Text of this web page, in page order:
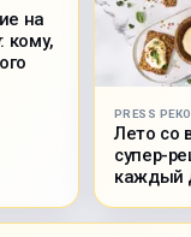
на
кому,
PRESS
Лето со
супер-
каждый